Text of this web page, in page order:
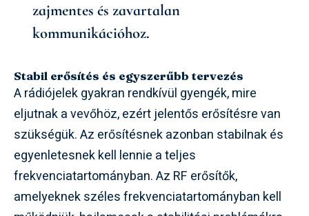
zajmentes és zavartalan
kommunikációhoz.
Stabil erősítés és egyszerűbb tervezés
A rádiójelek gyakran rendkívül gyengék, mire
eljutnak a vevőhöz, ezért jelentős erősítésre van
szükségük. Az erősítésnek azonban stabilnak és
egyenletesnek kell lennie a teljes
frekvenciatartományban. Az RF erősítők,
amelyeknek széles frekvenciatartományban kell